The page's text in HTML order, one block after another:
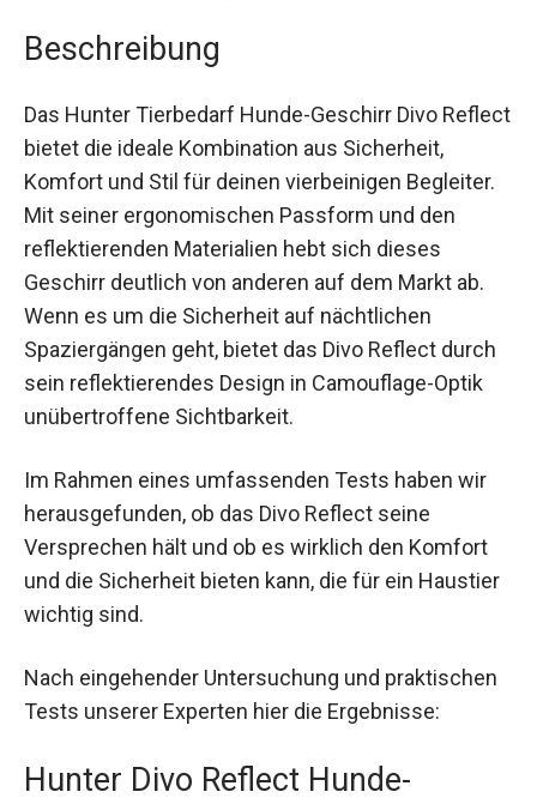
Beschreibung
Das Hunter Tierbedarf Hunde-Geschirr Divo Reflect
bietet die ideale Kombination aus Sicherheit,
Komfort und Stil für deinen vierbeinigen Begleiter.
Mit seiner ergonomischen Passform und den
reflektierenden Materialien hebt sich dieses
Geschirr deutlich von anderen auf dem Markt ab.
Wenn es um die Sicherheit auf nächtlichen
Spaziergängen geht, bietet das Divo Reflect durch
sein reflektierendes Design in Camouflage-Optik
unübertroffene Sichtbarkeit.
Im Rahmen eines umfassenden Tests haben wir
herausgefunden, ob das Divo Reflect seine
Versprechen hält und ob es wirklich den Komfort
und die Sicherheit bieten kann, die für ein Haustier
wichtig sind.
Nach eingehender Untersuchung und praktischen
Tests unserer Experten hier die Ergebnisse:
Hunter Divo Reflect Hunde-